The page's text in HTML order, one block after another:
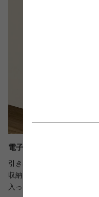
電子機器収納に最適な熱
引き出し右側には、ルータ
収納を設置しました。背板
入ったままの電子機器類も